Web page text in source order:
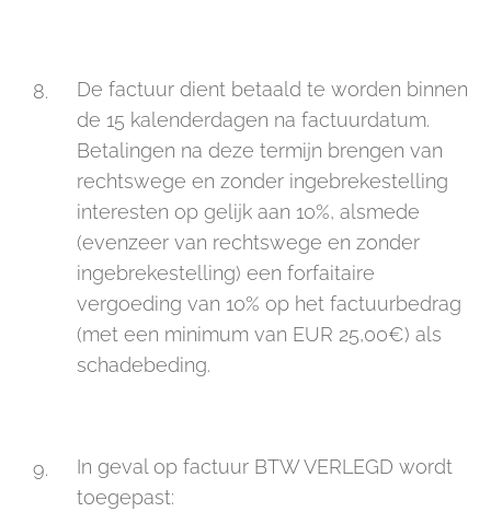
De factuur dient betaald te worden binnen
de 15 kalenderdagen na factuurdatum.
Betalingen na deze termijn brengen van
rechtswege en zonder ingebrekestelling
interesten op gelijk aan 10%, alsmede
(evenzeer van rechtswege en zonder
ingebrekestelling) een forfaitaire
vergoeding van 10% op het factuurbedrag
(met een minimum van EUR 25,00€) als
schadebeding.
In geval op factuur BTW VERLEGD wordt
toegepast: